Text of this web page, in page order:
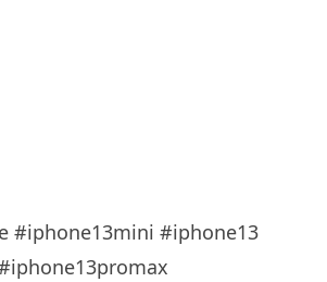
#iphone13mini #iphone13